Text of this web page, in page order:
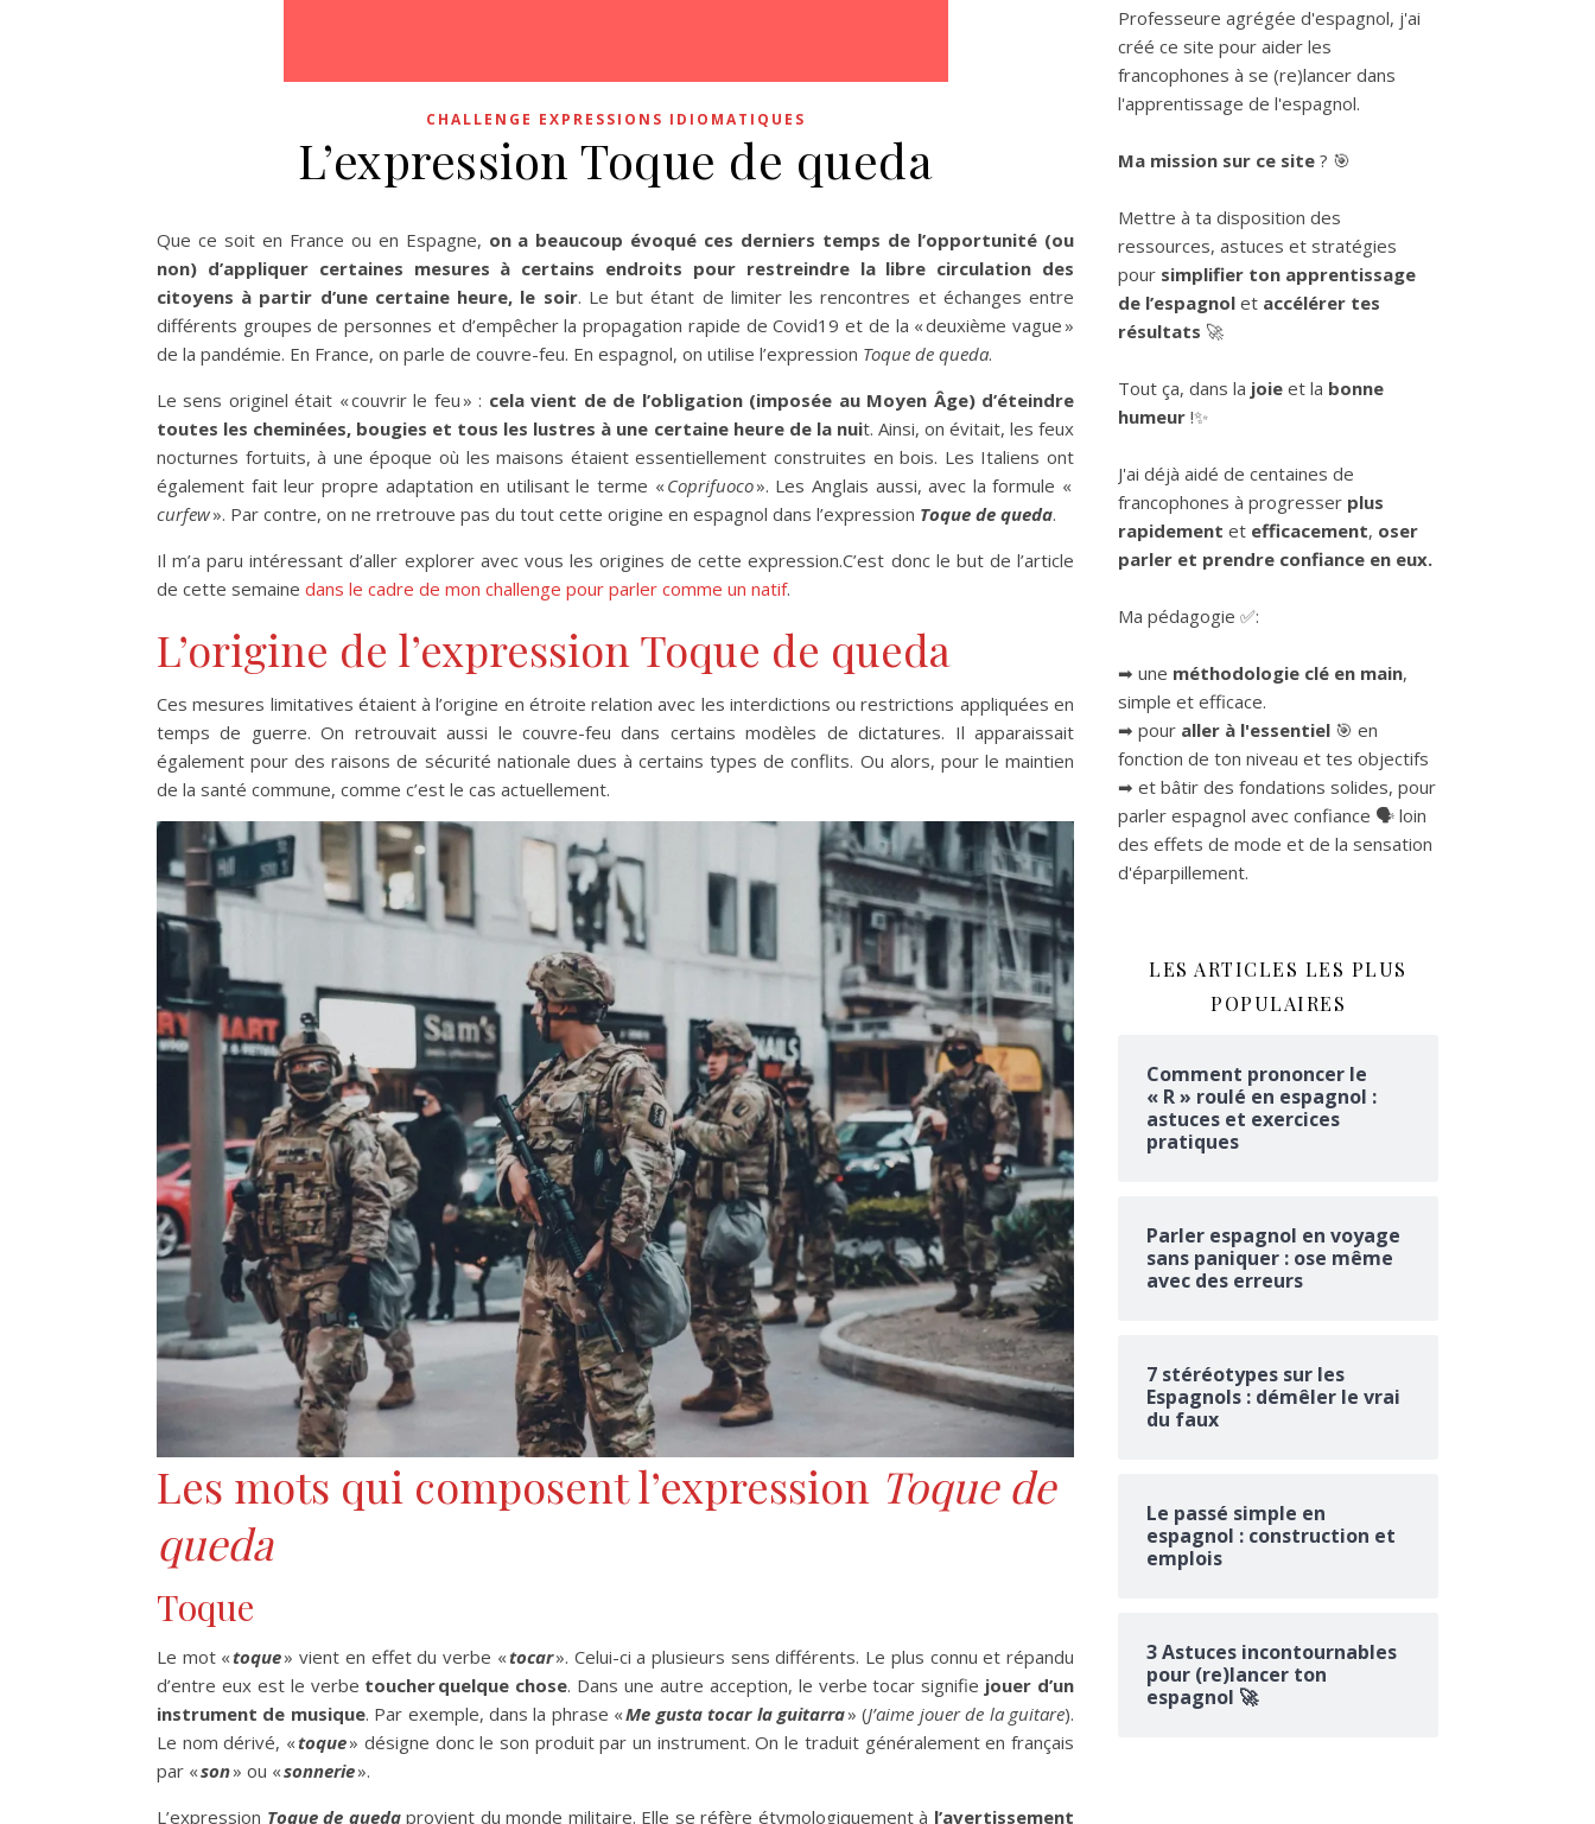
CHALLENGE EXPRESSIONS IDIOMATIQUES
L’expression Toque de queda
Que ce soit en France ou en Espagne, on a beaucoup évoqué ces derniers temps de l’opportunité (ou
non) d’appliquer certaines mesures à certains endroits pour restreindre la libre circulation des
citoyens à partir d’une certaine heure, le soir. Le but étant de limiter les rencontres et échanges entre
différents groupes de personnes et d’empêcher la propagation rapide de Covid19 et de la « deuxième vague »
de la pandémie. En France, on parle de couvre-feu. En espagnol, on utilise l’expression Toque de queda.
Le sens originel était « couvrir le feu » : cela vient de de l’obligation (imposée au Moyen Âge) d’éteindre
toutes les cheminées, bougies et tous les lustres à une certaine heure de la nuit. Ainsi, on évitait, les feux
nocturnes fortuits, à une époque où les maisons étaient essentiellement construites en bois. Les Italiens ont
également fait leur propre adaptation en utilisant le terme « Coprifuoco». Les Anglais aussi, avec la formule «
curfew». Par contre, on ne rretrouve pas du tout cette origine en espagnol dans l’expression Toque de queda.
Il m’a paru intéressant d’aller explorer avec vous les origines de cette expression.C’est donc le but de l’article
de cette semaine dans le cadre de mon challenge pour parler comme un natif.
L’origine de l’expression Toque de queda
Ces mesures limitatives étaient à l’origine en étroite relation avec les interdictions ou restrictions appliquées en
temps de guerre. On retrouvait aussi le couvre-feu dans certains modèles de dictatures. Il apparaissait
également pour des raisons de sécurité nationale dues à certains types de conflits. Ou alors, pour le maintien
de la santé commune, comme c’est le cas actuellement.
Les mots qui composent l’expression Toque de
queda
Toque
Le mot «toque» vient en effet du verbe «tocar». Celui-ci a plusieurs sens différents. Le plus connu et répandu
d’entre eux est le verbe toucher quelque chose. Dans une autre acception, le verbe tocar signifie jouer d’un
instrument de musique. Par exemple, dans la phrase «Me gusta tocar la guitarra» (J’aime jouer de la guitare).
Le nom dérivé, «toque» désigne donc le son produit par un instrument. On le traduit généralement en français
par «son» ou «sonnerie».
L’expression Toque de quedaprovient du monde militaire. Elle se réfère étymologiquement à l’avertissement
Professeure agrégée d'espagnol, j'ai
créé ce site pour aider les
francophones à se (re)lancer dans
l'apprentissage de l'espagnol.
Ma mission sur ce site ? 🎯
Mettre à ta disposition des
ressources, astuces et stratégies
pour simplifier ton apprentissage
de l’espagnol et accélérer tes
résultats 🚀
Tout ça, dans la joie et la bonne
humeur !✨
J'ai déjà aidé de centaines de
francophones à progresser plus
rapidement et efficacement, oser
parler et prendre confiance en eux.
Ma pédagogie ✅:
➡ une méthodologie clé en main,
simple et efficace.
➡ pour aller à l'essentiel 🎯 en
fonction de ton niveau et tes objectifs
➡ et bâtir des fondations solides, pour
parler espagnol avec confiance 🗣 loin
des effets de mode et de la sensation
d'éparpillement.
LES ARTICLES LES PLUS
POPULAIRES
Comment prononcer le
« R » roulé en espagnol :
astuces et exercices
pratiques
Parler espagnol en voyage
sans paniquer : ose même
avec des erreurs
7 stéréotypes sur les
Espagnols : démêler le vrai
du faux
Le passé simple en
espagnol : construction et
emplois
3 Astuces incontournables
pour (re)lancer ton
espagnol 🚀